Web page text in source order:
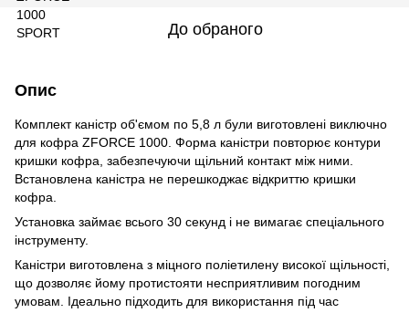
До обраного
Опис
Комплект каністр об'ємом по 5,8 л були виготовлені виключно
для кофра ZFORCE 1000. Форма каністри повторює контури
кришки кофра, забезпечуючи щільний контакт між ними.
Встановлена ​​каністра не перешкоджає відкриттю кришки
кофра.
Установка займає всього 30 секунд і не вимагає спеціального
інструменту.
Каністри виготовлена ​​з міцного поліетилену високої щільності,
що дозволяє йому протистояти несприятливим погодним
умовам. Ідеально підходить для використання під час